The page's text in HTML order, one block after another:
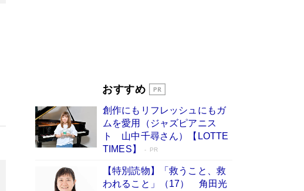
版には「宇宙で描かれたマンガ」も収録
友近氏、絶賛！ 鎌倉を舞台に、孤独を抱えた
人々が新たな一歩を踏み出す連作短篇集『海のほ
とりのプラネット』試し読み
Book Bang
おすすめ
創作にもリフレッシュにもガ
ムを愛用（ジャズピアニス
ト 山中千尋さん）【LOTTE
TIMES】
PR
【特別読物】「救うこと、救
われること」（17） 角田光